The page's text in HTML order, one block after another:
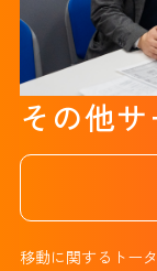
その他
移動に関するトー